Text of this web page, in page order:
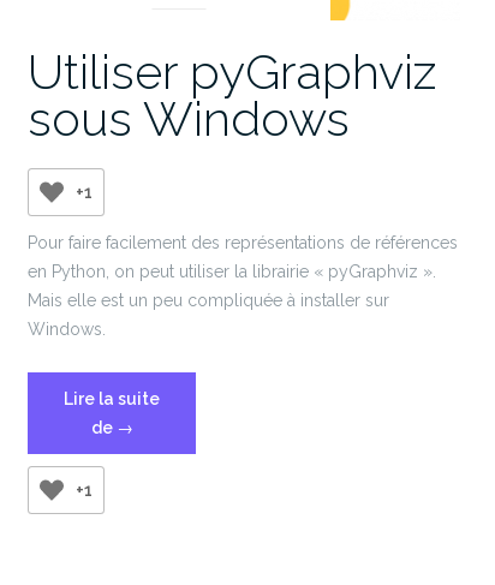
Utiliser pyGraphviz
sous Windows
+1
Pour faire facilement des représentations de références
en Python, on peut utiliser la librairie « pyGraphviz ».
Mais elle est un peu compliquée à installer sur
Windows.
Lire la suite
de « Utiliser
pyGraphviz
→
+1